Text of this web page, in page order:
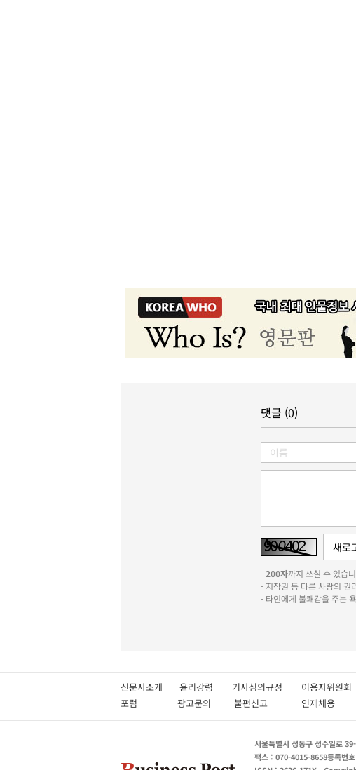
댓글 (0)
-200자까지 쓰실 수 있습
- 저작권 등 다른 사람의 권
- 타인에게 불쾌감을 주는
신문사소개 윤리강령 기사심의규정 이용자위원
포럼
광고문의 불편신고 인재채용
서울특별시 성동구 성수일로
팩스 : 070-4015-8658등록번